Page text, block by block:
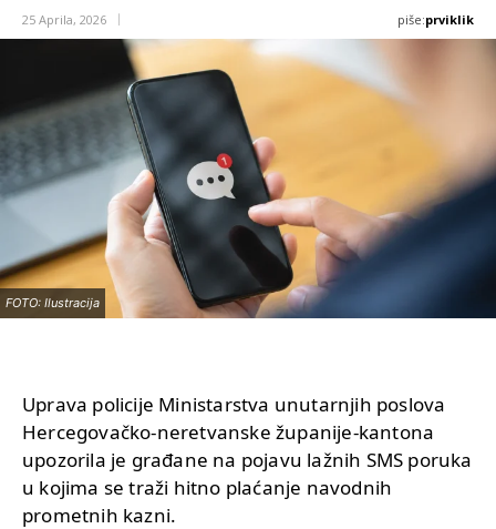
25 Aprila, 2026 piše:prviklik
FOTO: Ilustracija
Uprava policije Ministarstva unutarnjih poslova
Hercegovačko-neretvanske županije-kantona
upozorila je građane na pojavu lažnih SMS poruka
u kojima se traži hitno plaćanje navodnih
prometnih kazni.